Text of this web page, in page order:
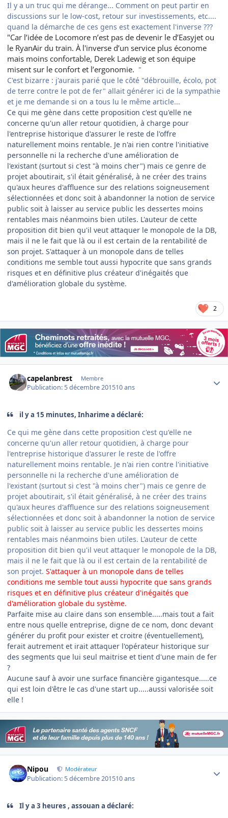
Il y a un truc qui me dérange... Comment on peut partir en
discussions sur le low-cost, retour sur investissements, etc....
quand la démarche de ces gens est exactement l'inverse ???
"Car l’idée de Locomore n’est pas de devenir le d’Easyjet ou
le RyanAir du train. À l'inverse d’un service plus économe
mais moins confortable, Derek Ladewig et son équipe
misent sur le confort et l’ergonomie. "
C'est bizarre : j'aurais parié que le côté "débrouille, écolo, pot
de terre contre le pot de fer" allait générer ici de la sympathie
et je me demande si on a tous lu le même article...
Ce qui me gѐne dans cette proposition c'est qu'elle ne
concerne qu'un aller retour quotidien, à charge pour
l'entreprise historique d'assurer le reste de l'offre
naturellement moins rentable. Je n'ai rien contre l'initiative
personnelle ni la recherche d'une amélioration de
l'existant (surtout si c'est "à moins cher") mais ce genre de
projet aboutirait, s'il était généralisé, à ne créer des trains
qu'aux heures d'affluence sur des relations soigneusement
sélectionnées et donc soit à abandonner la notion de service
public soit à laisser au service public les dessertes moins
rentables mais néanmoins bien utiles. L'auteur de cette
proposition dit bien qu'il veut attaquer le monopole de la DB,
mais il ne le fait que là ou il est certain de la rentabilité de
son projet. S'attaquer à un monopole dans de telles
conditions me semble tout aussi hypocrite que sans grands
risques et en définitive plus créateur d'inégaités que
d'amélioration globale du systѐme.
2
capelanbrest Membre
Publication: 5 décembre 201510 ans
il y a 15 minutes, Inharime a déclaré:
Ce qui me gѐne dans cette proposition c'est qu'elle ne
concerne qu'un aller retour quotidien, à charge pour
l'entreprise historique d'assurer le reste de l'offre
naturellement moins rentable. Je n'ai rien contre l'initiative
personnelle ni la recherche d'une amélioration de
l'existant (surtout si c'est "à moins cher") mais ce genre de
projet aboutirait, s'il était généralisé, à ne créer des trains
qu'aux heures d'affluence sur des relations soigneusement
sélectionnées et donc soit à abandonner la notion de service
public soit à laisser au service public les dessertes moins
rentables mais néanmoins bien utiles. L'auteur de cette
proposition dit bien qu'il veut attaquer le monopole de la DB,
mais il ne le fait que là ou il est certain de la rentabilité de
son projet. S'attaquer à un monopole dans de telles
conditions me semble tout aussi hypocrite que sans grands
risques et en définitive plus créateur d'inégaités que
d'amélioration globale du systѐme.
Parfaite mise au claire dans son ensemble.....mais tout a fait
entre nous quelle entreprise, digne de ce nom, donc devant
générer du profit pour exister et croitre (éventuellement),
ferait autrement et irait attaquer l'opérateur historique sur
des segments que lui seul maitrise et tient d'une main de fer
?
Aucune sauf à avoir une surface financière gigantesque.....ce
qui est loin d'être le cas d'une start up.....aussi valorisée soit
elle !
Nipou Modérateur
Publication: 5 décembre 201510 ans
Il y a 3 heures , assouan a déclaré: